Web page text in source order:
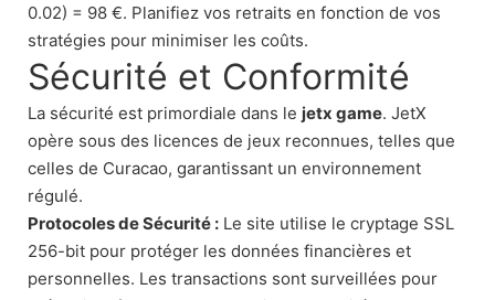
0.02) = 98 €. Planifiez vos retraits en fonction de vos
stratégies pour minimiser les coûts.
Sécurité et Conformité
La sécurité est primordiale dans le jetx game. JetX
opère sous des licences de jeux reconnues, telles que
celles de Curacao, garantissant un environnement
régulé.
Protocoles de Sécurité : Le site utilise le cryptage SSL
256-bit pour protéger les données financières et
personnelles. Les transactions sont surveillées pour